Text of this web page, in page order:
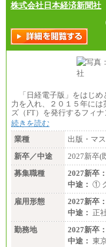
株式会社日本経済新聞社
「日経電子版」をはじめ
力を入れ、２０１５年に
ズ（FT）を発行するフィ
続きを読む
業種
出版・マ
新卒／中途
2027新卒(
募集職種
2027新卒：
中途： ①
雇用形態
2027新卒：
中途： 正
勤務地
2027新卒：
中途： 東